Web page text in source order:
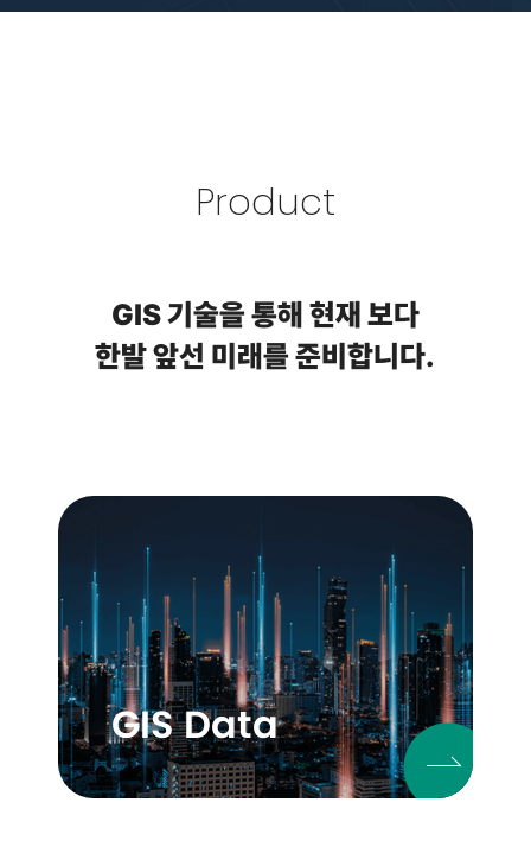
Product
GIS 기술을 통해 현재 보다
한발 앞선 미래를 준비합니다.
GIS Data